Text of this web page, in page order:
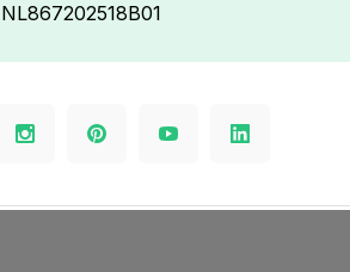
NL867202518B01